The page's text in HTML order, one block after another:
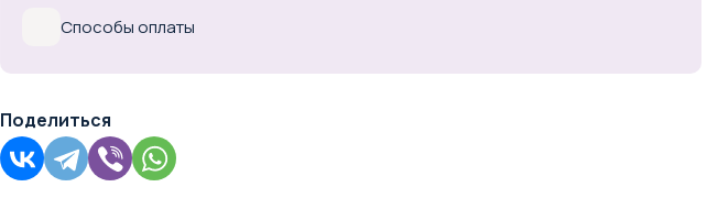
Способы оплаты
Поделиться